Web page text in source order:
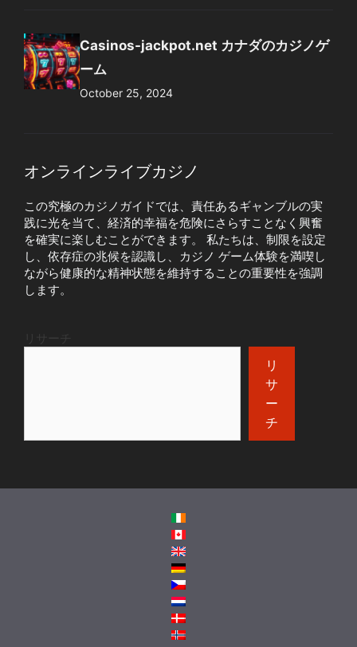
Casinos-jackpot.net カナダのカジノゲ
ーム
October 25, 2024
オンラインライブカジノ
この究極のカジノガイドでは、責任あるギャンブルの実
践に光を当て、経済的幸福を危険にさらすことなく興奮
を確実に楽しむことができます。 私たちは、制限を設定
し、依存症の兆候を認識し、カジノ ゲーム体験を満喫し
ながら健康的な精神状態を維持することの重要性を強調
します。
リサーチ
リ
サ
ー
チ